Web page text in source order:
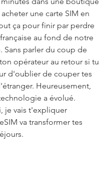
une carte SIM en
ça pour finir par perdre
au fond de notre
Sans parler du coup de
opérateur au retour si tu
d'oublier de couper tes
Heureusement,
a évolué.
je vais t'expliquer
va transformer tes